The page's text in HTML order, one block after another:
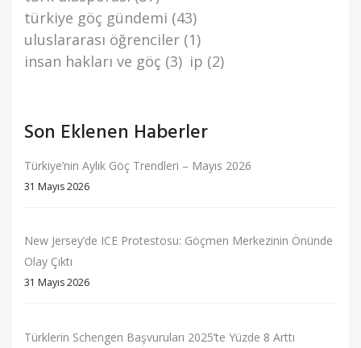
türki̇ye göç gündemi̇ (43)
uluslararası öğrenciler (1)
i̇nsan haklari ve göç (3) i̇p (2)
Son Eklenen Haberler
Türkiye’nin Aylık Göç Trendleri – Mayıs 2026
31 Mayıs 2026
New Jersey’de ICE Protestosu: Göçmen Merkezinin Önünde
Olay Çıktı
31 Mayıs 2026
Türklerin Schengen Başvuruları 2025’te Yüzde 8 Arttı